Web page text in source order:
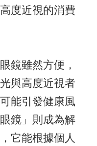
度近視的消費
鏡雖然方便，
與高度近視者
能引發健康風
鏡」則成為解
它能根據個人